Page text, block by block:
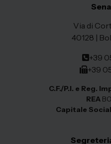
Via di
40128 |
+39
+39
C.F./P.I. e Reg.
REA
Capitale